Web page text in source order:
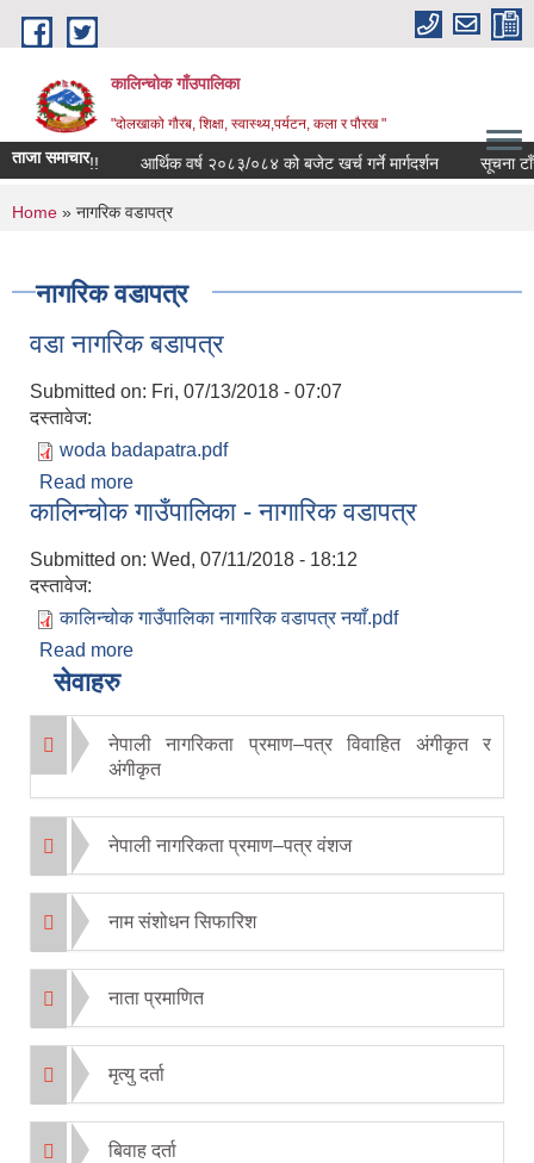
Skip to main content
कालिन्चोक गाँउपालिका
"दोलखाको गौरब, शिक्षा, स्वास्थ्य,पर्यटन, कला र पौरख "
ताजा समाचार
सूचना !!! आर्थिक वर्ष २०८३/०८४ को बजेट खर्च गर्ने मार्गदर्शन सूचना
You are here
Home » नागरिक वडापत्र
नागरिक वडापत्र
वडा नागरिक बडापत्र
Submitted on: Fri, 07/13/2018 - 07:07
दस्तावेज:
woda badapatra.pdf
Read more
कालिन्चोक गाउँपालिका - नागारिक वडापत्र
Submitted on: Wed, 07/11/2018 - 18:12
दस्तावेज:
कालिन्चोक गाउँपालिका नागारिक वडापत्र नयाँ.pdf
Read more
सेवाहरु
नेपाली नागरिकता प्रमाण–पत्र विवाहित अंगीकृत र
अंगीकृत
नेपाली नागरिकता प्रमाण–पत्र वंशज
नाम संशोधन सिफारिश
नाता प्रमाणित
मृत्यु दर्ता
बिवाह दर्ता